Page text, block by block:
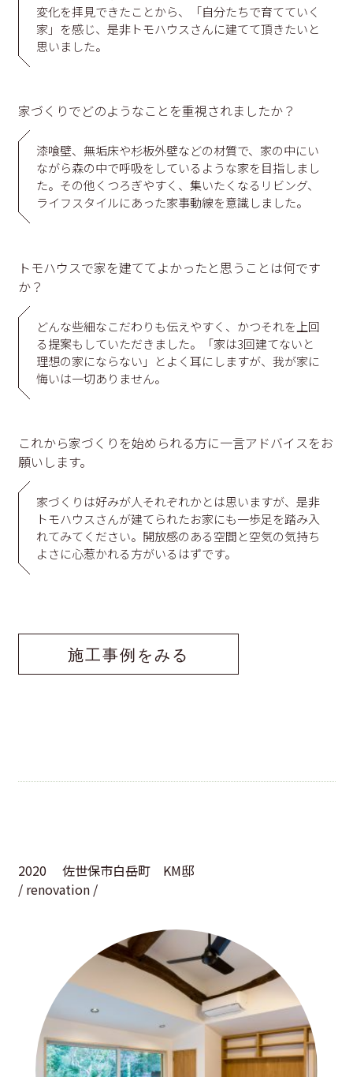
変化を拝見できたことから、「自分たちで育てていく
家」を感じ、是非トモハウスさんに建てて頂きたいと
思いました。
家づくりでどのようなことを重視されましたか？
漆喰壁、無垢床や杉板外壁などの材質で、家の中にい
ながら森の中で呼吸をしているような家を目指しまし
た。その他くつろぎやすく、集いたくなるリビング、
ライフスタイルにあった家事動線を意識しました。
トモハウスで家を建ててよかったと思うことは何です
か？
どんな些細なこだわりも伝えやすく、かつそれを上回
る提案もしていただきました。「家は3回建てないと
理想の家にならない」とよく耳にしますが、我が家に
悔いは一切ありません。
これから家づくりを始められる方に一言アドバイスをお
願いします。
家づくりは好みが人それぞれかとは思いますが、是非
トモハウスさんが建てられたお家にも一歩足を踏み入
れてみてください。開放感のある空間と空気の気持ち
よさに心惹かれる方がいるはずです。
施工事例をみる
2020
佐世保市白岳町 KM邸
/ renovation /